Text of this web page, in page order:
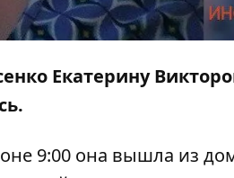
Екатерину
9:00 она вышла из